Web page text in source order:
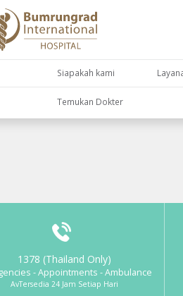
Siapakah kami
Temukan Dokter
1378 (Thailand Only)
- Appointments - Ambulance
AvTersedia 24 Jam Setiap Hari